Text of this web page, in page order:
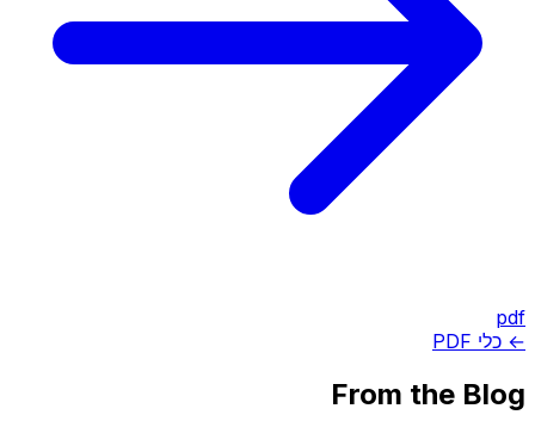
pdf
← כלי PDF
From the Blog